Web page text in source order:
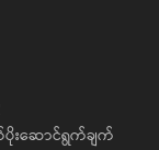
းဆောင်ရွက်ချက်